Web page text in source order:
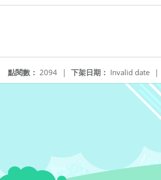
下架日期： Invalid date |
點閱數： 2094 |